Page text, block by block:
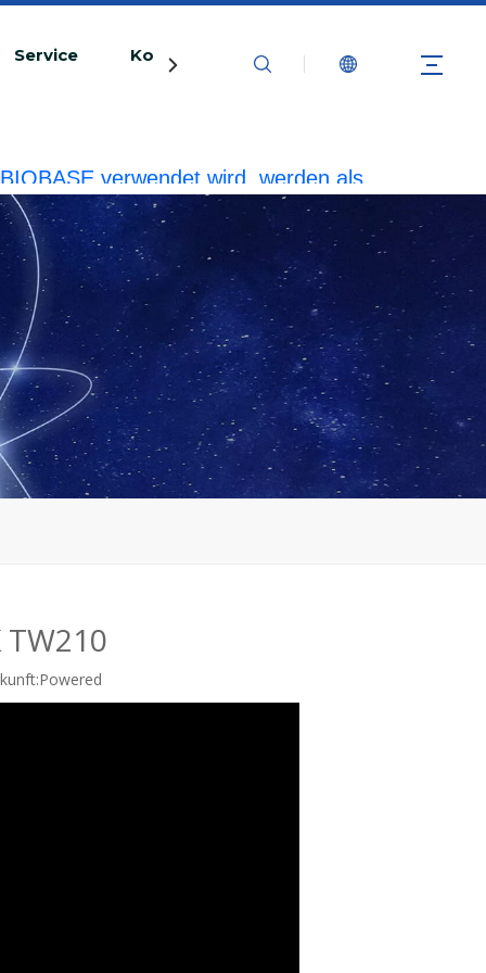
Service Kontaktiere uns
verwendet wird, werden als
Haftung prüfen. 20240510
Powered